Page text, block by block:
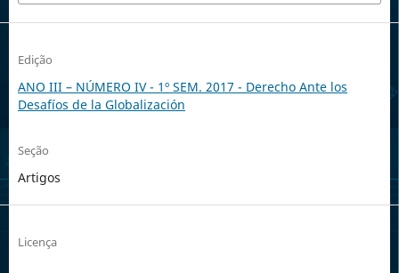
Edição
ANO III – NÚMERO IV - 1º SEM. 2017 - Derecho Ante los
Desafíos de la Globalización
Seção
Artigos
Licença